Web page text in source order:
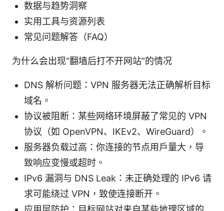
数据与趋势洞察
实用工具与资源列表
常见问题解答（FAQ）
为什么会出现“翻墙后打不开网站”的情况
DNS 解析问题：VPN 服务器无法正确解析目标
域名。
协议被阻断：某些网络环境屏蔽了常见的 VPN
协议（如 OpenVPN、IKEv2、WireGuard）。
服务器负载过高：你连接的节点用户量大，导
致响应变慢或超时。
IPv6 漏洞与 DNS Leak：未正确处理的 IPv6 请
求可能绕过 VPN，致使连接断开。